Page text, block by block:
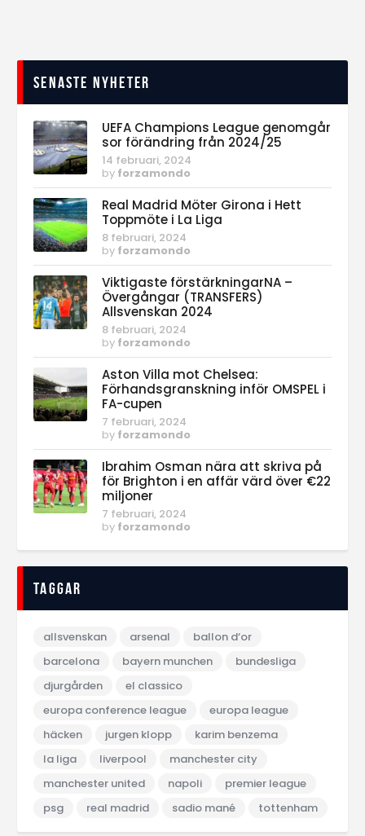
Senaste nyheter
UEFA Champions League genomgår
sor förändring från 2024/25
14 februari, 2024
by forzamondo
Real Madrid Möter Girona i Hett
Toppmöte i La Liga
8 februari, 2024
by forzamondo
Viktigaste förstärkningarNA –
Övergångar (TRANSFERS)
Allsvenskan 2024
8 februari, 2024
by forzamondo
Aston Villa mot Chelsea:
Förhandsgranskning inför OMSPEL i
FA-cupen
7 februari, 2024
by forzamondo
Ibrahim Osman nära att skriva på
för Brighton i en affär värd över €22
miljoner
7 februari, 2024
by forzamondo
Taggar
allsvenskan arsenal
ballon d‘or
barcelona
bayern munchen
bundesliga
djurgården
el classico
europa conference league
europa league
häcken
jurgen klopp
karim benzema
la liga
liverpool
manchester city
manchester united
napoli
premier league
psg
real madrid sadio mané tottenham